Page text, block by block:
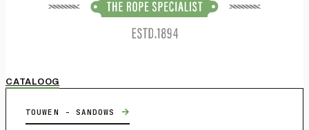
CATALOOG
TOUWEN - SANDOWS →